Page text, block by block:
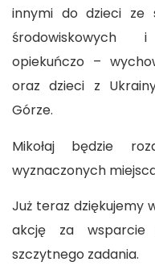
innymi do dzieci ze
środowiskowych
opiekuńczo –
oraz dzieci z
Górze.
Mikołaj będzie
wyznaczonych
Już teraz dziękujemy
akcję za
szczytnego zadania.